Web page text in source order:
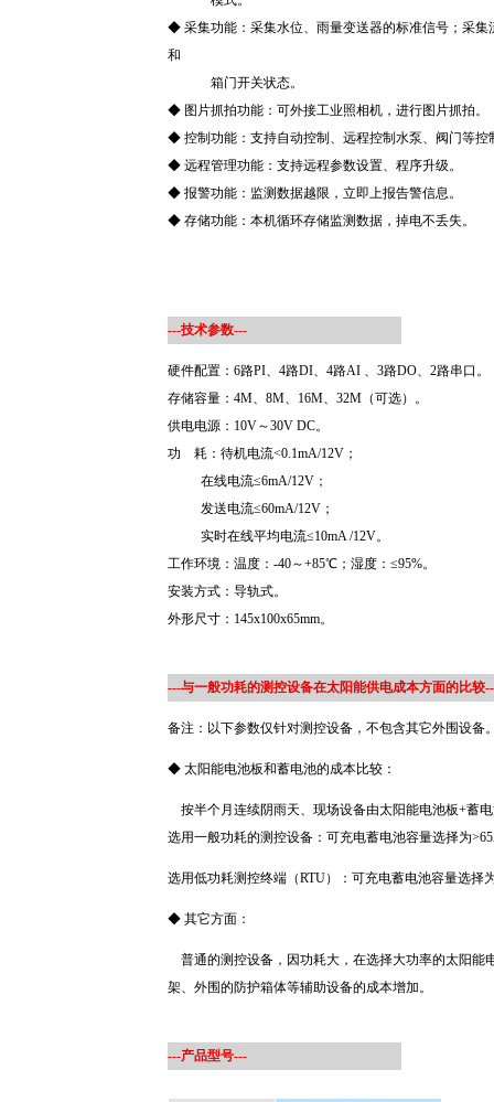
◆ 采集功能：采集水位、雨量变送器的标准信号；采
和
箱门开关状态。
◆ 图片抓拍功能：可外接工业照相机，进行图片抓拍。
◆ 控制功能：支持自动控制、远程控制水泵、阀门等控
◆ 远程管理功能：支持远程参数设置、程序升级。
◆ 报警功能：监测数据越限，立即上报告警信息。
◆ 存储功能：本机循环存储监测数据，掉电不丢失。
---技术参数---
硬件配置：6路PI、4路DI、4路AI 、3路DO、2路串口。
存储容量：4M、8M、16M、32M（可选）。
供电电源：10V～30V DC。
功 耗：待机电流<0.1mA/12V；
在线电流≤6mA/12V；
发送电流≤60mA/12V；
实时在线平均电流≤10mA /12V。
工作环境：温度：-40～+85℃；湿度：≤95%。
安装方式：导轨式。
外形尺寸：145x100x65mm。
---与一般功耗的测控设备在太阳能供电成本方面的比较
备注：以下参数仅针对测控设备，不包含其它外围设备
◆ 太阳能电池板和蓄电池的成本比较：
按半个月连续阴雨天、现场设备由太阳能电池板+蓄
选用一般功耗的测控设备：可充电蓄电池容量选择为
选用低功耗测控终端（RTU）：可充电蓄电池容量选择
◆ 其它方面：
普通的测控设备，因功耗大，在选择大功率的太阳能
架、外围的防护箱体等辅助设备的成本增加。
---产品型号---